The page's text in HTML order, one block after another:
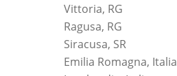
Vittoria, RG
Ragusa, RG
Siracusa, SR
Emilia Romagna, Italia